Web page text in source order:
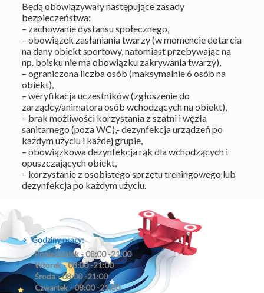
Będą obowiązywały następujące zasady
bezpieczeństwa:
– zachowanie dystansu społecznego,
– obowiązek zasłaniania twarzy (w momencie dotarcia
na dany obiekt sportowy, natomiast przebywając na
np. boisku nie ma obowiązku zakrywania twarzy),
– ograniczona liczba osób (maksymalnie 6 osób na
obiekt),
– weryfikacja uczestników (zgłoszenie do
zarządcy/animatora osób wchodzących na obiekt),
– brak możliwości korzystania z szatni i węzła
sanitarnego (poza WC),- dezynfekcja urządzeń po
każdym użyciu i każdej grupie,
– obowiązkowa dezynfekcja rąk dla wchodzących i
opuszczających obiekt,
– korzystanie z osobistego sprzętu treningowego lub
dezynfekcja po każdym użyciu.
Godziny pracy:
Poniedziałek - 08:00 -21:00
Wtorek - 08:00 -21:00
Środa - 08:00 -21:00
Czwartek - 08:00 -21:00